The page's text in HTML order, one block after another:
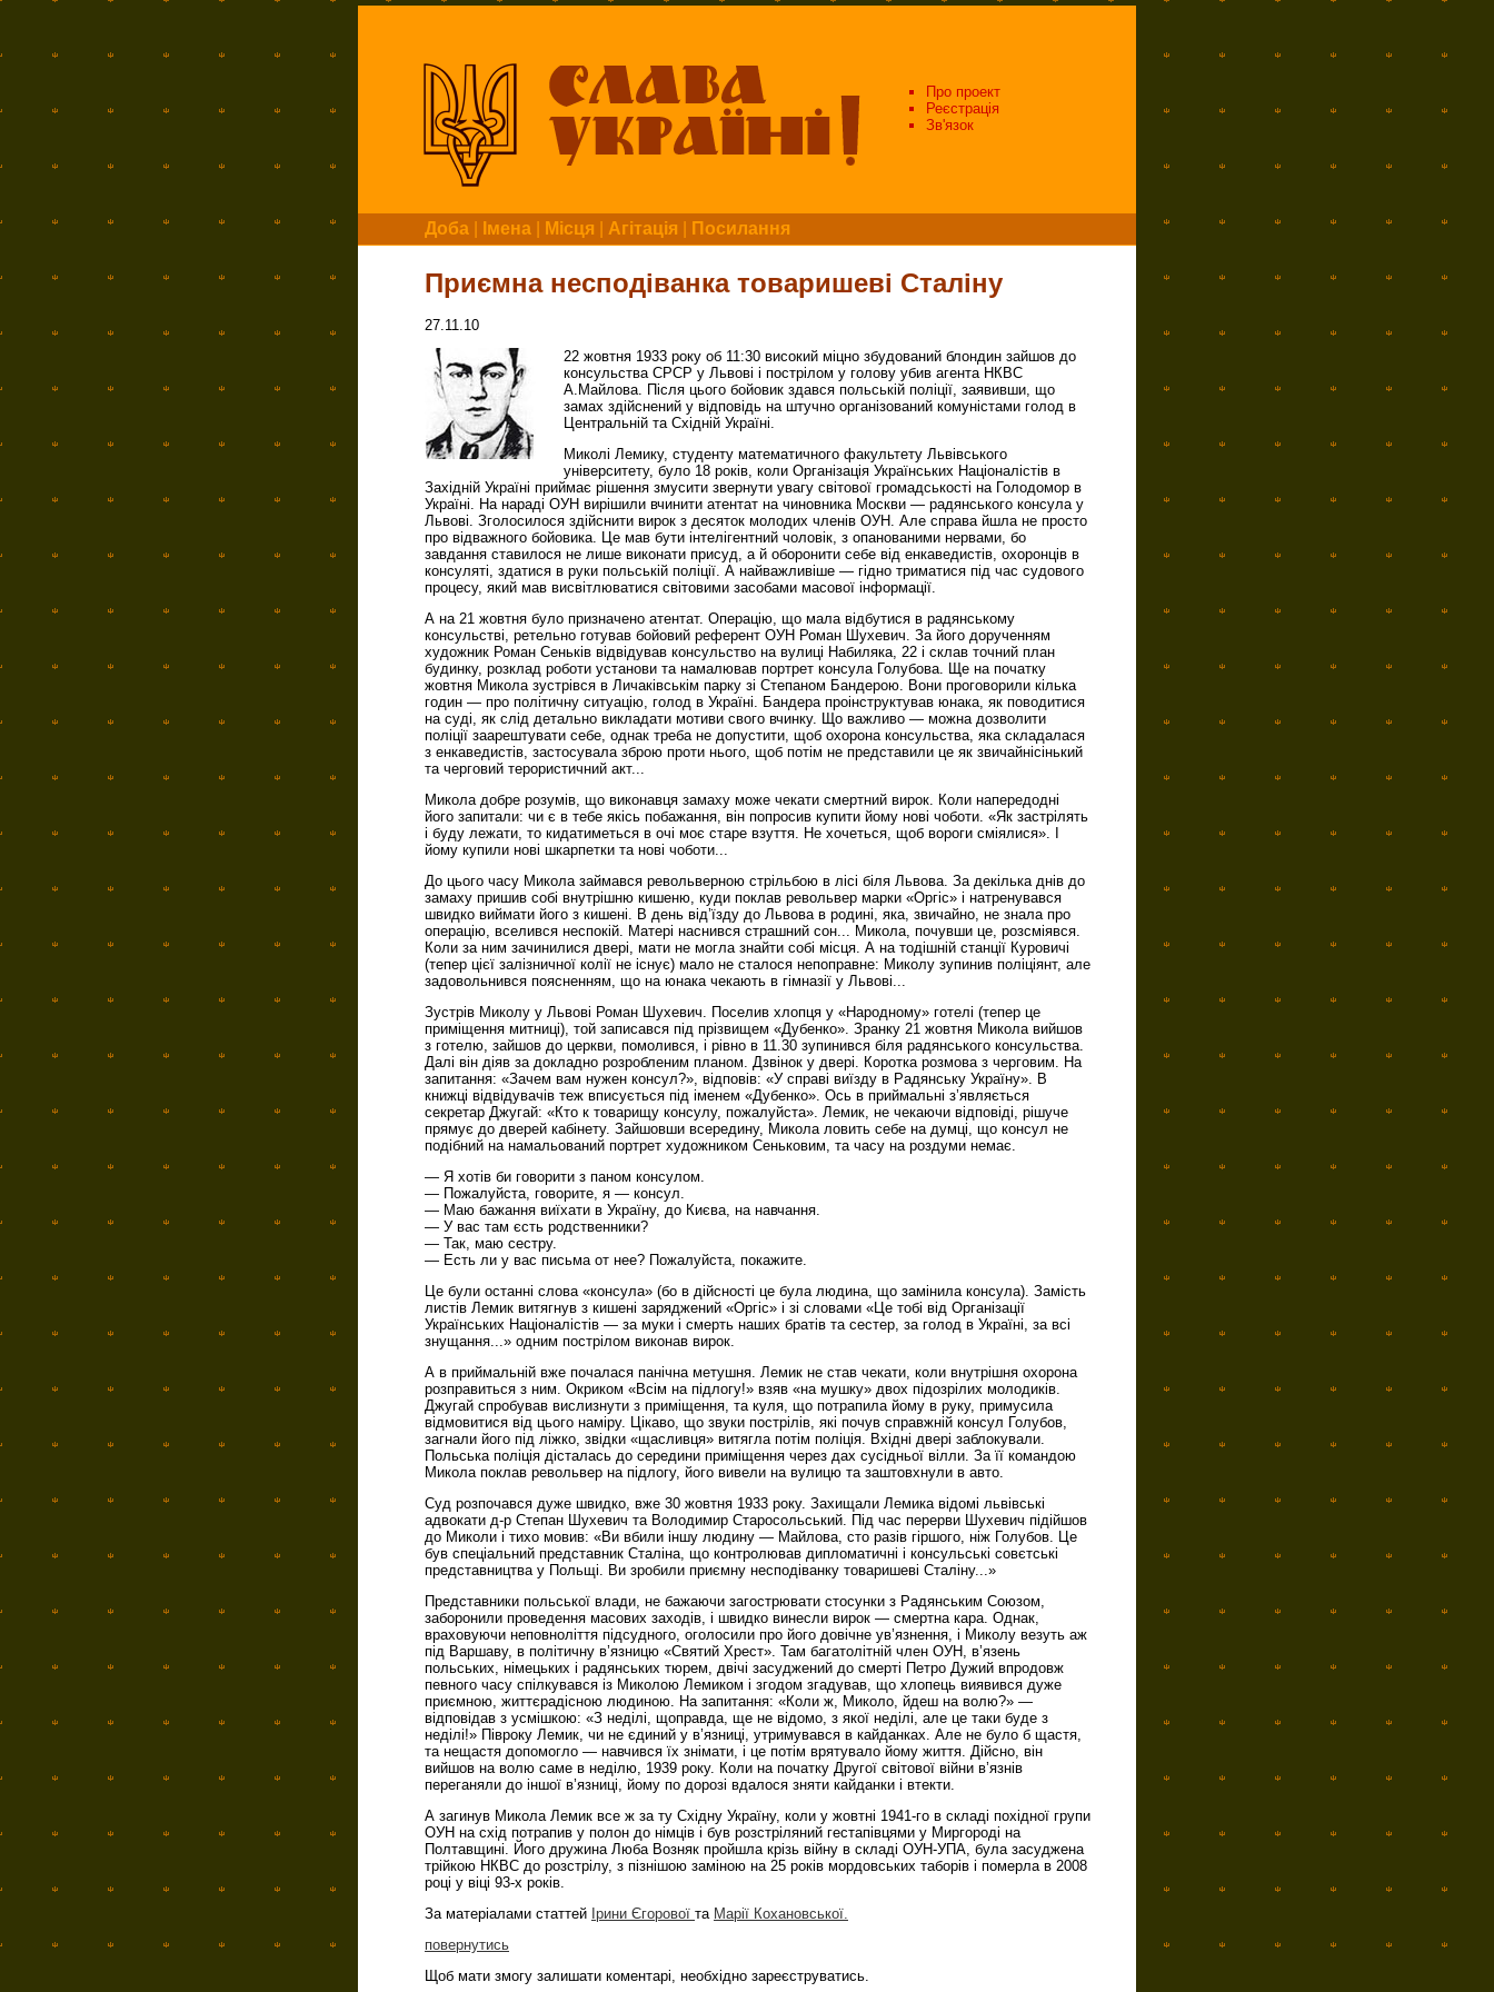
Про проект
Реєстрація
Зв'язок
Доба Імена Місця Агітація Посилання
Приємна несподіванка товаришеві Сталіну
27.11.10
22 жовтня 1933 року об 11:30 високий міцно збудований блондин зайшов до
консульства СРСР у Львові і пострілом у голову убив агента НКВС
А.Майлова. Після цього бойовик здався польській поліції, заявивши, що
замах здійснений у відповідь на штучно організований комуністами голод в
Центральній та Східній Україні.
Миколі Лемику, студенту математичного факультету Львівського
університету, було 18 років, коли Організація Українських Націоналістів в
Західній Україні приймає рішення змусити звернути увагу світової громадськості на Голодомор в
Україні. На нараді ОУН вирішили вчинити атентат на чиновника Москви — радянського консула у
Львові. Зголосилося здійснити вирок з десяток молодих членів ОУН. Але справа йшла не просто
про відважного бойовика. Це мав бути інтелігентний чоловік, з опанованими нервами, бо
завдання ставилося не лише виконати присуд, а й оборонити себе від енкаведистів, охоронців в
консуляті, здатися в руки польській поліції. А найважливіше — гідно триматися під час судового
процесу, який мав висвітлюватися світовими засобами масової інформації.
А на 21 жовтня було призначено атентат. Операцію, що мала відбутися в радянському
консульстві, ретельно готував бойовий референт ОУН Роман Шухевич. За його дорученням
художник Роман Сеньків відвідував консульство на вулиці Набиляка, 22 і склав точний план
будинку, розклад роботи установи та намалював портрет консула Голубова. Ще на початку
жовтня Микола зустрівся в Личаківськім парку зі Степаном Бандерою. Вони проговорили кілька
годин — про політичну ситуацію, голод в Україні. Бандера проінструктував юнака, як поводитися
на суді, як слід детально викладати мотиви свого вчинку. Що важливо — можна дозволити
поліції заарештувати себе, однак треба не допустити, щоб охорона консульства, яка складалася
з енкаведистів, застосувала зброю проти нього, щоб потім не представили це як звичайнісінький
та черговий терористичний акт...
Микола добре розумів, що виконавця замаху може чекати смертний вирок. Коли напередодні
його запитали: чи є в тебе якісь побажання, він попросив купити йому нові чоботи. «Як застрілять
і буду лежати, то кидатиметься в очі моє старе взуття. Не хочеться, щоб вороги сміялися». І
йому купили нові шкарпетки та нові чоботи...
До цього часу Микола займався револьверною стрільбою в лісі біля Львова. За декілька днів до
замаху пришив собі внутрішню кишеню, куди поклав револьвер марки «Оргіс» і натренувався
швидко виймати його з кишені. В день від’їзду до Львова в родині, яка, звичайно, не знала про
операцію, вселився неспокій. Матері наснився страшний сон... Микола, почувши це, розсміявся.
Коли за ним зачинилися двері, мати не могла знайти собі місця. А на тодішній станції Куровичі
(тепер цiєї залізничної колії не існує) мало не сталося непоправне: Миколу зупинив поліціянт, але
задовольнився поясненням, що на юнака чекають в гімназії у Львові...
Зустрів Миколу у Львові Роман Шухевич. Поселив хлопця у «Народному» готелі (тепер це
приміщення митниці), той записався під прізвищем «Дубенко». Зранку 21 жовтня Микола вийшов
з готелю, зайшов до церкви, помолився, і рівно в 11.30 зупинився біля радянського консульства.
Далі він діяв за докладно розробленим планом. Дзвінок у двері. Коротка розмова з черговим. На
запитання: «Зачем вам нужен консул?», відповів: «У справі виїзду в Радянську Україну». В
книжці відвідувачів теж вписується під іменем «Дубенко». Ось в приймальні з’являється
секретар Джугай: «Кто к товарищу консулу, пожалуйста». Лемик, не чекаючи відповіді, рішуче
прямує до дверей кабінету. Зайшовши всередину, Микола ловить себе на думці, що консул не
подібний на намальований портрет художником Сеньковим, та часу на роздуми немає.
— Я хотів би говорити з паном консулом.
— Пожалуйста, говорите, я — консул.
— Маю бажання виїхати в Україну, до Києва, на навчання.
— У вас там єсть родственники?
— Так, маю сестру.
— Есть ли у вас письма от нее? Пожалуйста, покажите.
Це були останні слова «консула» (бо в дійсності це була людина, що замінила консула). Замість
листів Лемик витягнув з кишені заряджений «Оргіс» і зі словами «Це тобі від Організації
Українських Націоналістів — за муки і смерть наших братів та сестер, за голод в Україні, за всі
знущання...» одним пострілом виконав вирок.
А в приймальній вже почалася панічна метушня. Лемик не став чекати, коли внутрішня охорона
розправиться з ним. Окриком «Всім на підлогу!» взяв «на мушку» двох підозрілих молодиків.
Джугай спробував вислизнути з приміщення, та куля, що потрапила йому в руку, примусила
відмовитися від цього наміру. Цікаво, що звуки пострілів, які почув справжній консул Голубов,
загнали його під ліжко, звідки «щасливця» витягла потім поліція. Вхідні двері заблокували.
Польська поліція дісталась до середини приміщення через дах сусідньої вілли. За її командою
Микола поклав револьвер на підлогу, його вивели на вулицю та заштовхнули в авто.
Суд розпочався дуже швидко, вже 30 жовтня 1933 року. Захищали Лемика відомі львівські
адвокати д-р Степан Шухевич та Володимир Старосольcький. Під час перерви Шухевич підійшов
до Миколи і тихо мовив: «Ви вбили іншу людину — Майлова, сто разів гіршого, ніж Голубов. Це
був спеціальний представник Сталіна, що контролював дипломатичні і консульські совєтські
представництва у Польщі. Ви зробили приємну несподіванку товаришеві Сталіну...»
Представники польської влади, не бажаючи загострювати стосунки з Радянським Союзом,
заборонили проведення масових заходів, і швидко винесли вирок — смертна кара. Однак,
враховуючи неповноліття підсудного, оголосили про його довічне ув’язнення, і Миколу везуть аж
під Варшаву, в політичну в’язницю «Святий Хрест». Там багатолітній член ОУН, в’язень
польських, німецьких і радянських тюрем, двічі засуджений до смерті Петро Дужий впродовж
певного часу спілкувався із Миколою Лемиком і згодом згадував, що хлопець виявився дуже
приємною, життєрадісною людиною. На запитання: «Коли ж, Миколо, йдеш на волю?» —
відповідав з усмішкою: «З неділі, щоправда, ще не відомо, з якої неділі, але це таки буде з
неділі!» Півроку Лемик, чи не єдиний у в’язницi, утримувався в кайданках. Але не було б щастя,
та нещастя допомогло — навчився їх знімати, і це потім врятувало йому життя. Дійсно, він
вийшов на волю саме в неділю, 1939 року. Коли на початку Другої світової війни в’язнів
переганяли до іншої в’язницi, йому по дорозі вдалося зняти кайданки і втекти.
А загинув Микола Лемик все ж за ту Східну Україну, коли у жовтні 1941-го в складі похідної групи
ОУН на схід потрапив у полон до німців і був розстріляний гестапівцями у Миргороді на
Полтавщині. Його дружина Люба Возняк пройшла крізь війну в складі ОУН-УПА, була засуджена
трійкою НКВС до розстрілу, з пізнішою заміною на 25 років мордовських таборів і померла в 2008
році у віці 93-х років.
За матеріалами статтей Ірини Єгорової та Марії Кохановської.
повернутись
Щоб мати змогу залишати коментарі, необхідно зареєструватись.